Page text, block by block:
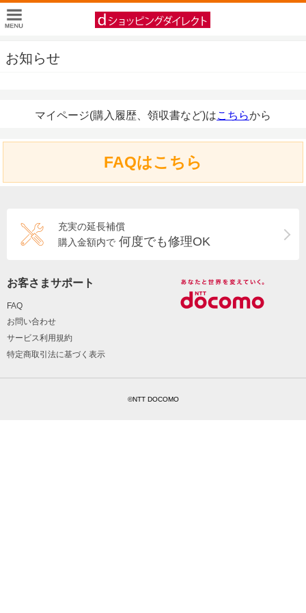
お知らせ
マイページ(購入履歴、領収書など)はこちらから
FAQはこちら
充実の延長補償
購入金額内で 何度でも修理OK
お客さまサポート
FAQ
お問い合わせ
サービス利用規約
特定商取引法に基づく表示
©NTT DOCOMO